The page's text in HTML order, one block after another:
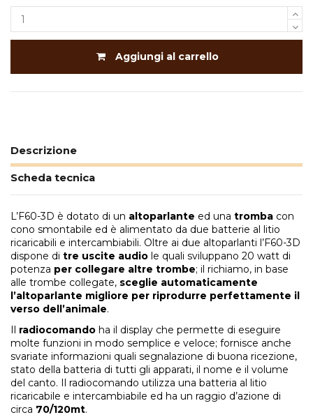
Aggiungi al carrello
Descrizione
Scheda tecnica
L’F60-3D è dotato di un altoparlante ed una tromba con
cono smontabile ed è alimentato da due batterie al litio
ricaricabili e intercambiabili. Oltre ai due altoparlanti l’F60-3D
dispone di tre uscite audio le quali sviluppano 20 watt di
potenza per collegare altre trombe; il richiamo, in base
alle trombe collegate, sceglie automaticamente
l’altoparlante migliore per riprodurre perfettamente il
verso dell’animale.
radiocomando ha il display che permette di eseguire
molte funzioni in modo semplice e veloce; fornisce anche
svariate informazioni quali segnalazione di buona ricezione,
stato della batteria di tutti gli apparati, il nome e il volume
del canto. Il radiocomando utilizza una batteria al litio
ricaricabile e intercambiabile ed ha un raggio d’azione di
circa 70/120mt.